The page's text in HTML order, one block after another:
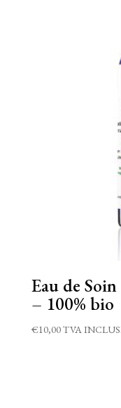
Eau de
– 100% bio
€10,00TVA